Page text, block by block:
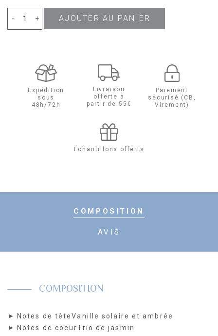
+
- quantité AJOUTER AU PANIER
Expédition
sous
48h/72h
Livraison
offerte à
partir de 55€
Paiement
sécurisé (CB,
Virement)
Échantillons offerts
COMPOSITION
AVIS
COMPOSITION
Notes de têteVanille solaire et ambrée
Notes de coeurTrio de jasmin